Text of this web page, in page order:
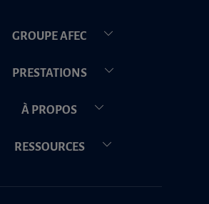
GROUPE AFEC
PRESTATIONS
À PROPOS
RESSOURCES